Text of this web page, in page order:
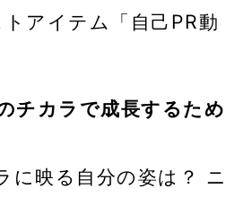
アイテム「自己PR動
チカラで成長するため
に映る自分の姿は？ ニ